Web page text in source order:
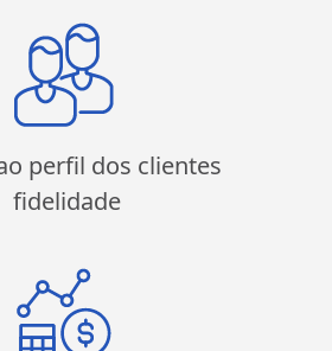
perfil dos clientes
fidelidade